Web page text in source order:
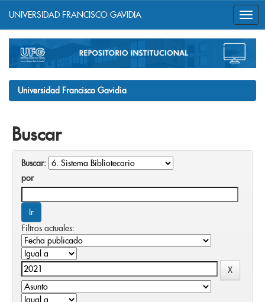
navigation
UNIVERSIDAD FRANCISCO GAVIDIA
Universidad Francisco Gavidia
Buscar
Buscar:
por
Filtros actuales: